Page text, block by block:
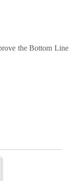
the Bottom Line